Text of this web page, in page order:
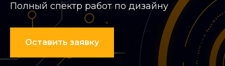
Обсудить проект с маркетологом
Полный спектр работ по дизайну
Оставить заявку